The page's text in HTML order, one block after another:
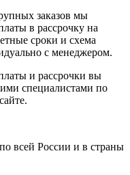
заказов мы
в рассрочку на
сроки и схема
с менеджером.
и рассрочки вы
специалистами по
всей России и в страны